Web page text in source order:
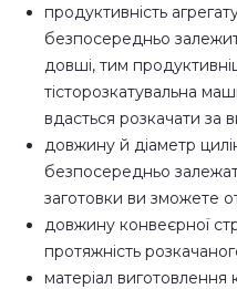
продуктивність
безпосередньо
довші, тим
тісторозкатувальна
вдасться розкачати за
довжину й діаметр
безпосередньо
заготовки ви зможете
довжину конвеєрної
протяжність
матеріал